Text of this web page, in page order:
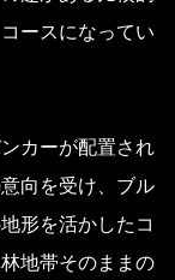
ースになってい
カーが配置され
向を受け、ブル
形を活かしたコ
地帯そのままの